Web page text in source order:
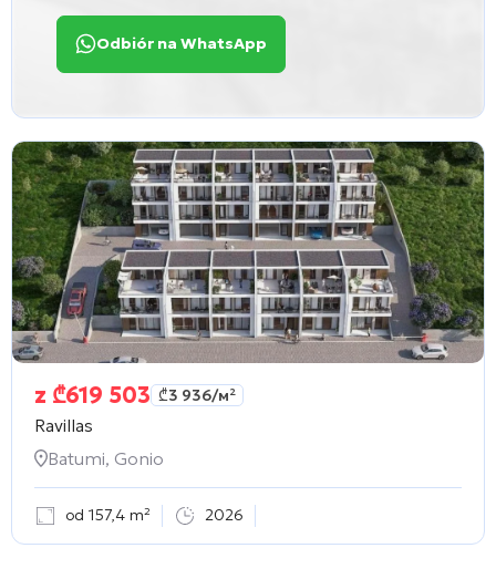
Odbiór na WhatsApp
z ₾619 503 ₾3 936/м²
Ravillas
Batumi, Gonio
od 157,4 m² 2026